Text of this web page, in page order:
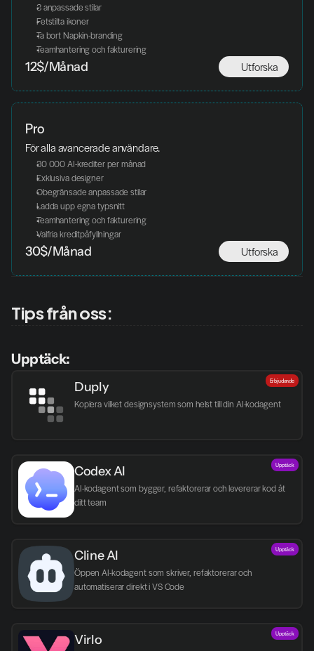
3 anpassade stilar
Fetstilta ikoner
Ta bort Napkin-branding
Teamhantering och fakturering
Utforska
12$/Månad
Pro
För alla avancerade användare.
30 000 AI-krediter per månad
Exklusiva designer
Obegränsade anpassade stilar
Ladda upp egna typsnitt
Teamhantering och fakturering
Valfria kreditpåfyllningar
Utforska
30$/Månad
Tips från oss:
Upptäck:
Duply
Kopiera vilket designsystem som helst till din AI-kodagent
Erbjudande
Codex AI
AI-kodagent som bygger, refaktorerar och levererar kod åt
ditt team
Upptäck
Cline AI
Öppen AI-kodagent som skriver, refaktorerar och
automatiserar direkt i VS Code
Upptäck
Virlo Upptäck